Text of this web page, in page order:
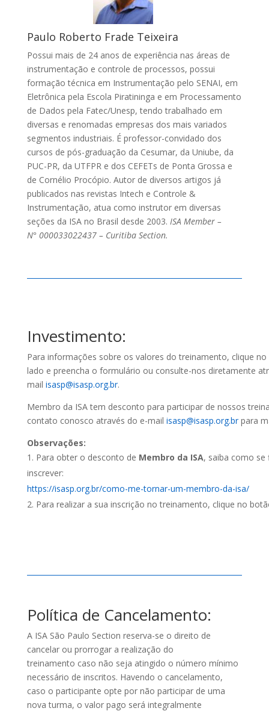
Paulo Roberto Frade Teixeira
Possui mais de 24 anos de experiência nas áreas de
instrumentação e controle de processos, possui
formação técnica em Instrumentação pelo SENAI, em
Eletrônica pela Escola Piratininga e em Processamento
de Dados pela Fatec/Unesp, tendo trabalhado em
diversas e renomadas empresas dos mais variados
segmentos industriais. É professor-convidado dos
cursos de pós-graduação da Cesumar, da Uniube, da
PUC-PR, da UTFPR e dos CEFETs de Ponta Grossa e
de Cornélio Procópio. Autor de diversos artigos já
publicados nas revistas Intech e Controle &
Instrumentação, atua como instrutor em diversas
seções da ISA no Brasil desde 2003. ISA Member –
N° 000033022437 – Curitiba Section.
Investimento:
Para informações sobre os valores do treinamento, clique no
lado e preencha o formulário ou consulte-nos diretamente
mail isasp@isasp.org.br.
Membro da ISA tem desconto para participar de nossos
contato conosco através do e-mail isasp@isasp.org.br para
Observações:
Para obter o desconto de Membro da ISA, saiba como se
inscrever:
https://isasp.org.br/como-me-tornar-um-membro-da-isa/
Para realizar a sua inscrição no treinamento, clique no
Política de Cancelamento:
A ISA São Paulo Section reserva-se o direito de
cancelar ou prorrogar a realização do
treinamento caso não seja atingido o número mínimo
necessário de inscritos. Havendo o cancelamento,
caso o participante opte por não participar de uma
nova turma, o valor pago será integralmente